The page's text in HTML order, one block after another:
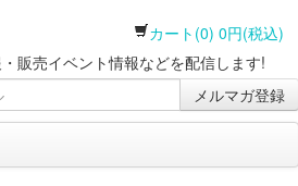
カート(0) 0円(税込)
販売イベント情報などを配信します!
メルマガ登録